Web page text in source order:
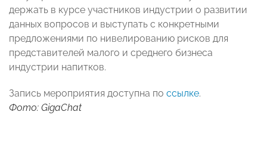
держать в курсе участников индустрии о развитии
данных вопросов и выступать с конкретными
предложениями по нивелированию рисков для
представителей малого и среднего бизнеса
индустрии напитков.
Запись мероприятия доступна по ссылке.
Фото: GigaChat